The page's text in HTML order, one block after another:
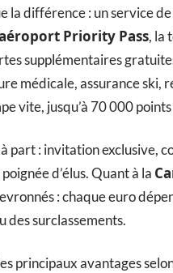
la différence : un service de
Priority Pass, la
supplémentaires
médicale, assurance ski,
vite, jusqu’à 70 000
part : invitation exclusive,
d’élus. Quant à la
: chaque euro
des surclassements.
principaux avantages